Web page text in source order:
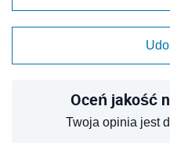
Oceń jakość
Twoja opinia jest